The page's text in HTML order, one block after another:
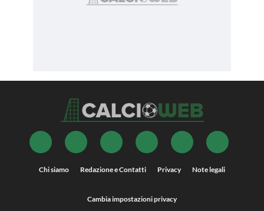
Chi siamo Redazione e Contatti Privacy Note legali
Cambia impostazioni privacy